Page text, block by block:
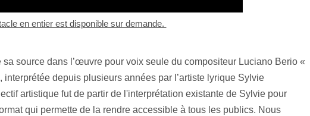
en entier est disponible sur demande.
sa source dans l’œuvre pour voix seule du compositeur Luciano Berio «
interprétée depuis plusieurs années par l’artiste lyrique Sylvie
artistique fut de partir de l'interprétation existante de Sylvie pour
qui permette de la rendre accessible à tous les publics. Nous